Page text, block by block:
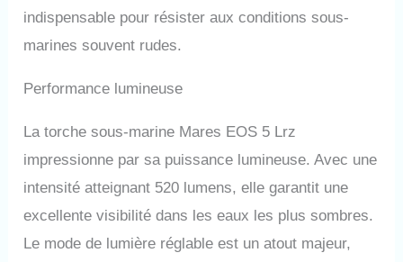
en mode Low). Rechargeable
via câble USB inclus sur PC
4h30). Indicateur LED de
contrôle optimal.
CONSTRUCTION
ROBUSTE - Corps en
aluminium anodisé ultra-
résistant (300g avec batterie),
diamètre 26mm, longueur
indispensable pour résister aux conditions sous-
marines souvent rudes.
Performance lumineuse
La torche sous-marine Mares EOS 5 Lrz
impressionne par sa puissance lumineuse. Avec une
intensité atteignant 520 lumens, elle garantit une
excellente visibilité dans les eaux les plus sombres.
Le mode de lumière réglable est un atout majeur,